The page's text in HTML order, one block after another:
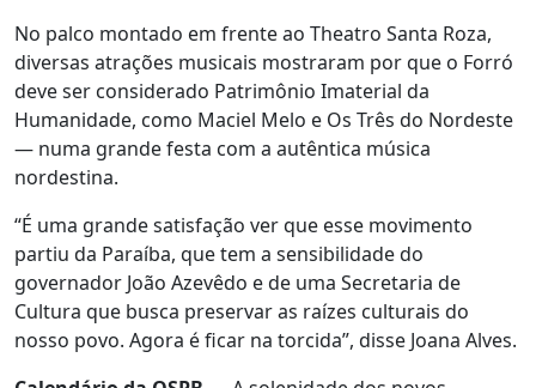
No palco montado em frente ao Theatro Santa Roza,
diversas atrações musicais mostraram por que o Forró
deve ser considerado Patrimônio Imaterial da
Humanidade, como Maciel Melo e Os Três do Nordeste
— numa grande festa com a autêntica música
nordestina.
“É uma grande satisfação ver que esse movimento
partiu da Paraíba, que tem a sensibilidade do
governador João Azevêdo e de uma Secretaria de
Cultura que busca preservar as raízes culturais do
nosso povo. Agora é ficar na torcida”, disse Joana Alves.